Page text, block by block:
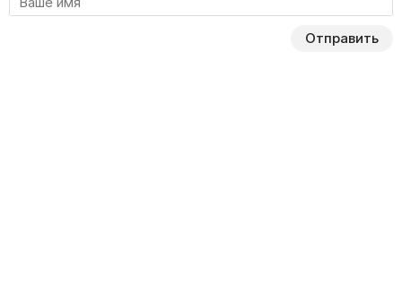
после которой у Елены открывается «третий глаз».
и проклятием, ведь теперь она находится в нескольких
Отправить